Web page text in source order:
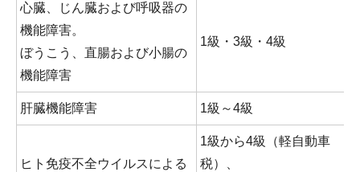
心臓、じん臓および呼吸器の
機能障害。
ぼうこう、直腸および小腸の
機能障害
1級・3級・4級
肝臓機能障害 1級～4級
ヒト免疫不全ウイルスによる
1級から4級（軽自動車
税）、